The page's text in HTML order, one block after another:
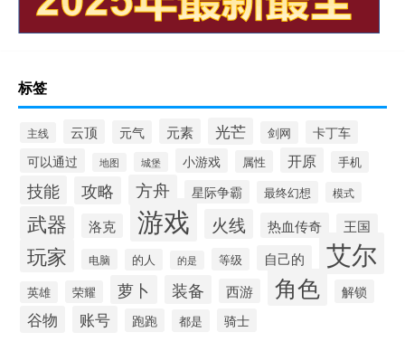
标签
主线 云顶 元气 元素 光芒 剑网 卡丁车
可以通过 地图 城堡 小游戏 属性 开原 手机
技能 攻略 方舟 星际争霸 最终幻想 模式
武器 洛克 游戏 火线 热血传奇 王国
玩家 电脑 的人 的是 等级 自己的 艾尔
英雄 荣耀 萝卜 装备 西游 角色 解锁
谷物 账号 跑跑 都是 骑士